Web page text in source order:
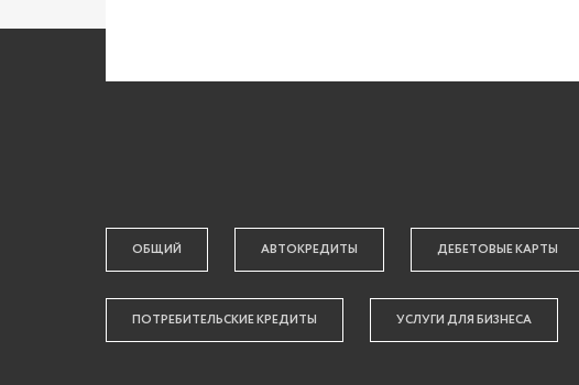
ОБЩИЙ АВТОКРЕДИТЫ ДЕБЕТОВЫЕ КАРТЫ
ПОТРЕБИТЕЛЬСКИЕ КРЕДИТЫ УСЛУГИ ДЛЯ БИЗНЕСА